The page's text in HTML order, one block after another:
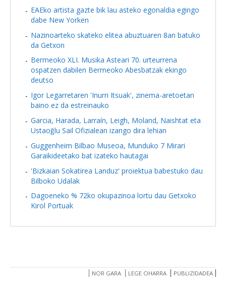
EAEko artista gazte bik lau asteko egonaldia egingo
dabe New Yorken
Nazinoarteko skateko elitea abuztuaren 8an batuko
da Getxon
Bermeoko XLI. Musika Asteari 70. urteurrena
ospatzen dabilen Bermeoko Abesbatzak ekingo
deutso
Igor Legarretaren 'Inurri Itsuak', zinema-aretoetan
baino ez da estreinauko
Garcia, Harada, Larraín, Leigh, Moland, Naishtat eta
Ustaoğlu Sail Ofizialean izango dira lehian
Guggenheim Bilbao Museoa, Munduko 7 Mirari
Garaikideetako bat izateko hautagai
'Bizkaian Sokatirea Landuz' proiektua babestuko dau
Bilboko Udalak
Dagoeneko % 72ko okupazinoa lortu dau Getxoko
Kirol Portuak
NOR GARA LEGE OHARRA PUBLIZIDADEA